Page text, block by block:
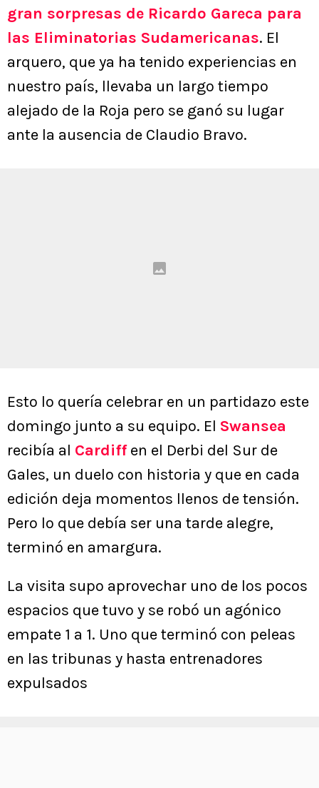
gran sorpresas de Ricardo Gareca para
las Eliminatorias Sudamericanas. El
arquero, que ya ha tenido experiencias en
nuestro país, llevaba un largo tiempo
alejado de la Roja pero se ganó su lugar
ante la ausencia de Claudio Bravo.
Esto lo quería celebrar en un partidazo este
domingo junto a su equipo. El Swansea
recibía al Cardiffen el Derbi del Sur de
Gales, un duelo con historia y que en cada
edición deja momentos llenos de tensión.
Pero lo que debía ser una tarde alegre,
terminó en amargura.
La visita supo aprovechar uno de los pocos
espacios que tuvo y se robó un agónico
empate 1 a 1. Uno que terminó con peleas
en las tribunas y hasta entrenadores
expulsados